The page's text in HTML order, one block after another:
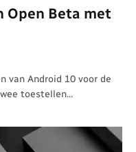
Open Beta met
van Android 10 voor de
toestellen…